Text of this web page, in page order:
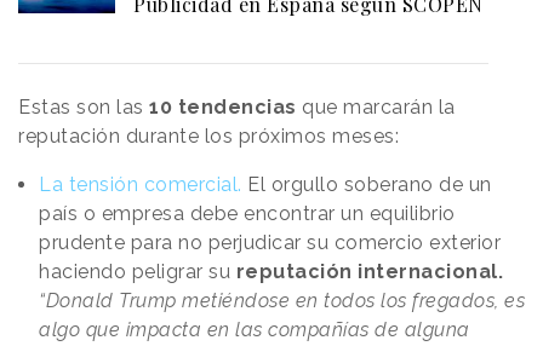
Estas son las 10 tendencias que marcarán la
reputación durante los próximos meses:
La tensión comercial. El orgullo soberano de un
país o empresa debe encontrar un equilibrio
prudente para no perjudicar su comercio exterior
haciendo peligrar su reputación internacional.
“Donald Trump metiéndose en todos los fregados, es
algo que impacta en las compañías de alguna